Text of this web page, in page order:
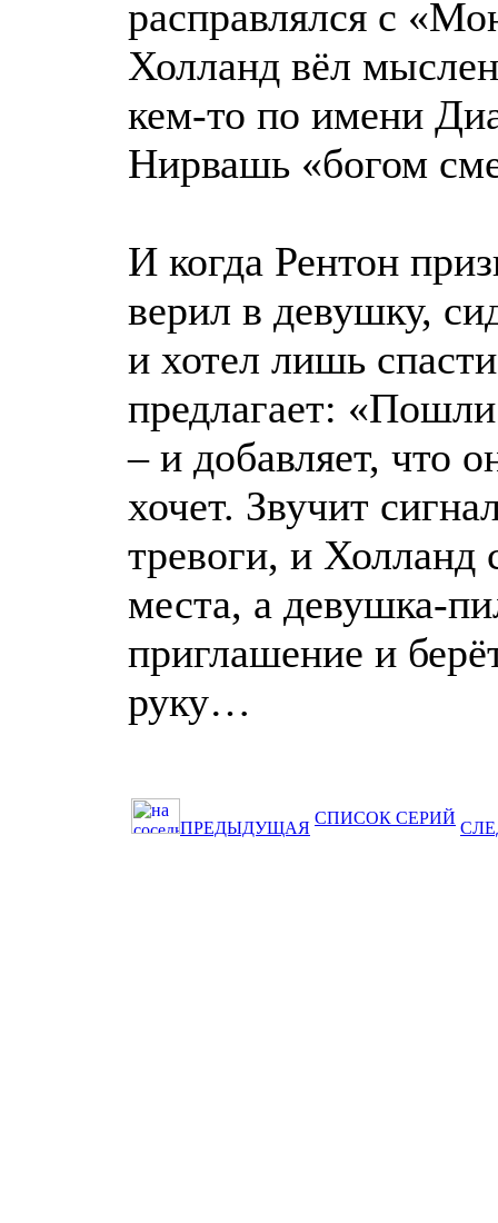
расправлялся с
Холланд вёл
кем-то по имени
Нирвашь «богом
И когда Рентон
верил в девушку,
и хотел лишь
предлагает:
– и добавляет, что
хочет. Звучит
тревоги, и Холланд
места, а девушка-
приглашение и
руку…
ПРЕДЫДУЩАЯ
СПИСОК СЕРИЙ